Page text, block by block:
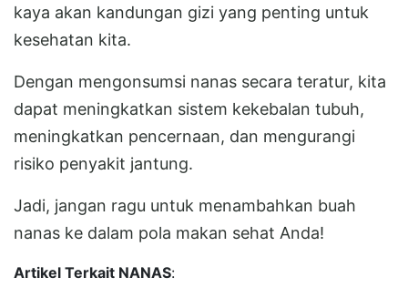
kaya akan kandungan gizi yang penting untuk
kesehatan kita.
Dengan mengonsumsi nanas secara teratur, kita
dapat meningkatkan sistem kekebalan tubuh,
meningkatkan pencernaan, dan mengurangi
risiko penyakit jantung.
Jadi, jangan ragu untuk menambahkan buah
nanas ke dalam pola makan sehat Anda!
Artikel Terkait NANAS: